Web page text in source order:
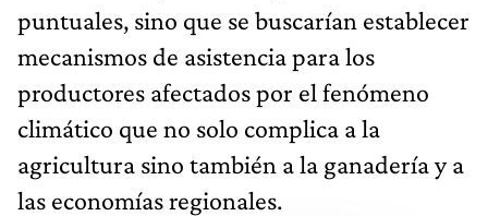
puntuales, sino que se buscarían establecer
mecanismos de asistencia para los
productores afectados por el fenómeno
climático que no solo complica a la
agricultura sino también a la ganadería y a
las economías regionales.